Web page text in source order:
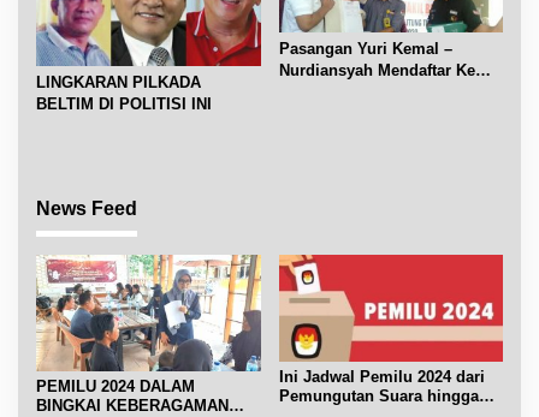
LINGKARAN PILKADA
BELTIM DI POLITISI INI
Pasangan Yuri Kemal –
Nurdiansyah Mendaftar Ke
News Feed
PEMILU 2024 DALAM
BINGKAI KEBERAGAMAN
Ini Jadwal Pemilu 2024 dari
Pemungutan Suara hingga